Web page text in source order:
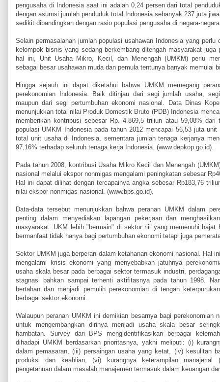
pengusaha di Indonesia saat ini adalah 0,24 persen dari total
dengan asumsi jumlah penduduk total Indonesia sebanyak 237 juta
sedikit dibandingkan dengan rasio populasi pengusaha di negara-
Selain permasalahan jumlah populasi usahawan Indonesia yang perlu
kelompok bisnis yang sedang berkembang ditengah masyarakat juga
hal ini, Unit Usaha Mikro, Kecil, dan Menengah (UMKM) perlu
sebagai besar usahawan muda dan pemula tentunya banyak memulai
Hingga sejauh ini dapat diketahui bahwa UMKM memegang
perekonomian Indonesia. Baik ditinjau dari segi jumlah usaha,
maupun dari segi pertumbuhan ekonomi nasional. Data Dinas
menunjukkan total nilai Produk Domestik Bruto (PDB) Indonesia
memberikan kontribusi sebesar Rp. 4.869,5 triliun atau 59,08% dari
populasi UMKM Indonesia pada tahun 2012 mencapai 56,53 juta
total unit usaha di Indonesia, sementara jumlah tenaga kerjanya
97,16% terhadap seluruh tenaga kerja Indonesia. (www.depkop.go.id).
Pada tahun 2008, kontribusi Usaha Mikro Kecil dan Menengah
nasional melalui ekspor nonmigas mengalami peningkatan sebesar
Hal ini dapat dilihat dengan tercapainya angka sebesar Rp183,76
nilai ekspor nonmigas nasional. (www.bps.go.id).
Data-data tersebut menunjukkan bahwa peranan UMKM dalam
penting dalam menyediakan lapangan pekerjaan dan
masyarakat. UKM lebih "bermain" di sektor riil yang memenuhi hajat
bermanfaat tidak hanya bagi pertumbuhan ekonomi tetapi juga
Sektor UMKM juga berperan dalam ketahanan ekonomi nasional. Hal
mengalami krisis ekonomi yang menyebabkan jatuhnya
usaha skala besar pada berbagai sektor termasuk industri,
stagnasi bahkan sampai terhenti aktifitasnya pada tahun 1998.
bertahan dan menjadi pemulih perekonomian di tengah
berbagai sektor ekonomi.
Walaupun peranan UMKM ini demikian besarnya bagi perekonomian
untuk mengembangkan dirinya menjadi usaha skala besar
hambatan. Survey dari BPS mengidentifikasikan berbagai
dihadapi UMKM berdasarkan prioritasnya, yakni meliputi: (i)
dalam pemasaran, (iii) persaingan usaha yang ketat, (iv) kesulitan
produksi dan keahlian, (vi) kurangnya keterampilan manajerial
pengetahuan dalam masalah manajemen termasuk dalam keuangan